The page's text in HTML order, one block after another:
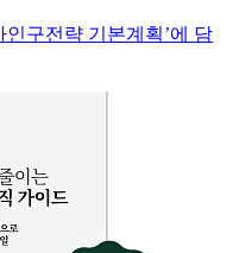
인구전략 기본계획’에 담